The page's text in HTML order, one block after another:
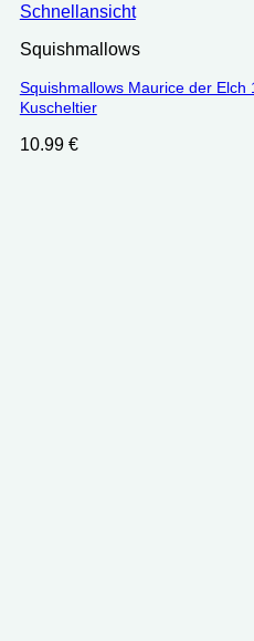
Schnellansicht
Squishmallows
Squishmallows Maurice der Elch
Kuscheltier
10.99 €